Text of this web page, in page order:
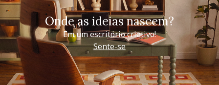
Onde as ideias nascem?
Em um escritório criativo!
Sente-se